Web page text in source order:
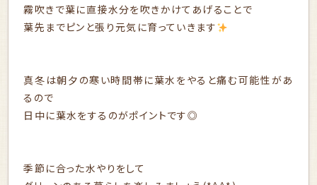
霧吹きで葉に直接水分を吹きかけてあげることで
葉先までピンと張り元気に育っていきます
真冬は朝夕の寒い時間帯に葉水をやると痛む可能性があ
るので
日中に葉水をするのがポイントです◎
季節に合った水やりをして